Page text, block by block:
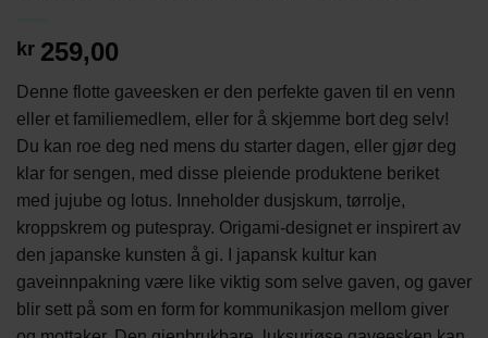
kr 259,00
Denne flotte gaveesken er den perfekte gaven til en venn
eller et familiemedlem, eller for å skjemme bort deg selv!
Du kan roe deg ned mens du starter dagen, eller gjør deg
klar for sengen, med disse pleiende produktene beriket
med jujube og lotus. Inneholder dusjskum, tørrolje,
kroppskrem og putespray. Origami-designet er inspirert av
den japanske kunsten å gi. I japansk kultur kan
gaveinnpakning være like viktig som selve gaven, og gaver
blir sett på som en form for kommunikasjon mellom giver